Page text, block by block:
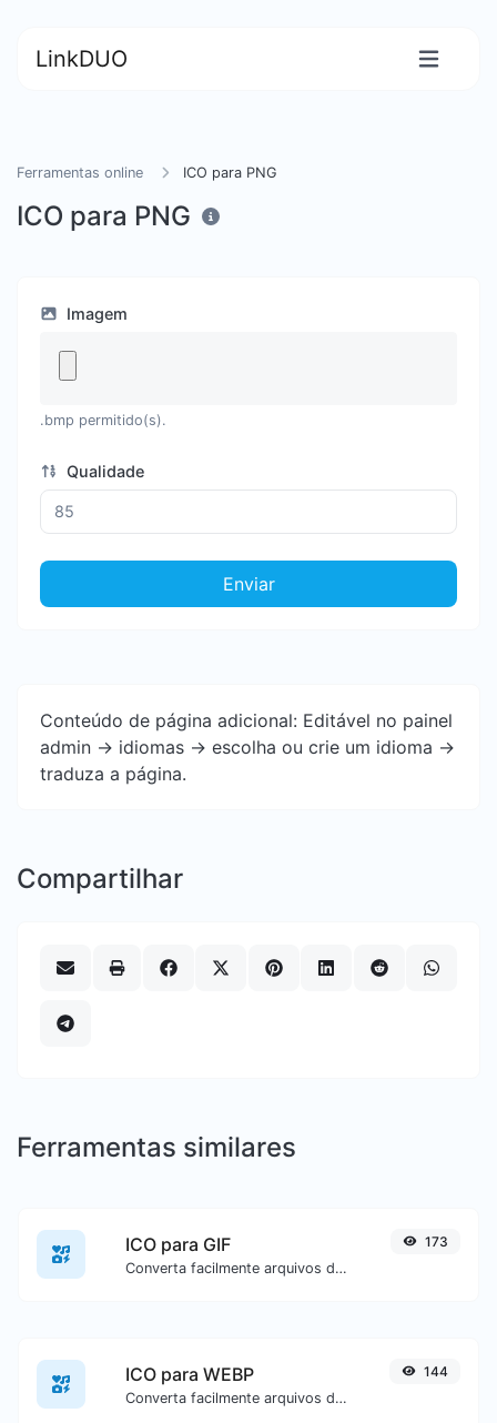
LinkDUO
Ferramentas online ICO para PNG
ICO para PNG
Imagem
.bmp permitido(s).
Qualidade
Enviar
Conteúdo de página adicional: Editável no painel
admin -> idiomas -> escolha ou crie um idioma ->
traduza a página.
Compartilhar
Ferramentas similares
ICO para GIF
Converta facilmente arquivos de imagem ICO para GIF.
173
ICO para WEBP
Converta facilmente arquivos de imagem ICO para WEBP.
144